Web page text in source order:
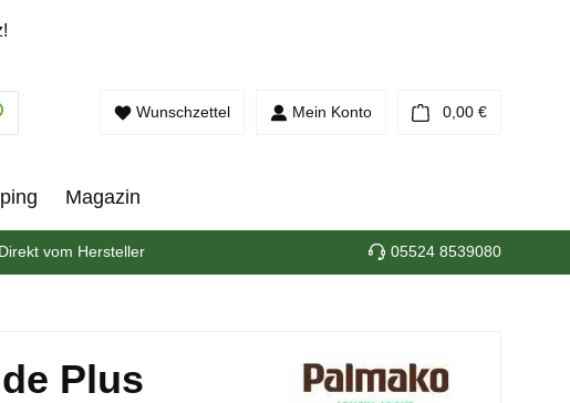
Wunschzettel Mein Konto 0,00 €Warenkorb
Magazin
Direkt vom Hersteller 05524 8539080
Plus